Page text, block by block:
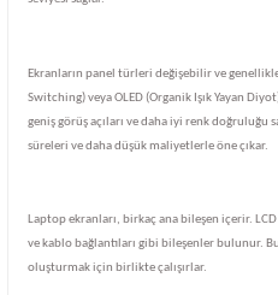
Ekranların panel türleri değişebilir ve
Switching) veya OLED (Organik Işık Yayan
geniş görüş açıları ve daha iyi renk doğruluğu
süreleri ve daha düşük maliyetlerle öne çıkar.
Laptop ekranları, birkaç ana bileşen içerir.
ve kablo bağlantıları gibi bileşenler bulunur.
oluşturmak için birlikte çalışırlar.